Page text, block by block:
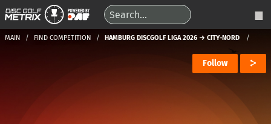
MAIN FIND COMPETITION HAMBURG DISCGOLF LIGA 2026 → CITY-NORD
Follow